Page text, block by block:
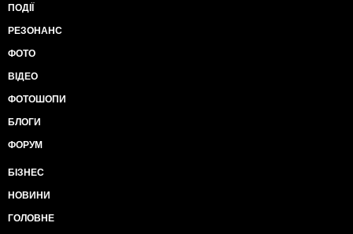
ПОДІЇ
РЕЗОНАНС
ФОТО
ВІДЕО
ФОТОШОПИ
БЛОГИ
ФОРУМ
БІЗНЕС
НОВИНИ
ГОЛОВНЕ